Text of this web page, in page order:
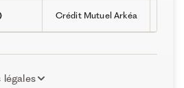
Crédit Mutuel Arkéa